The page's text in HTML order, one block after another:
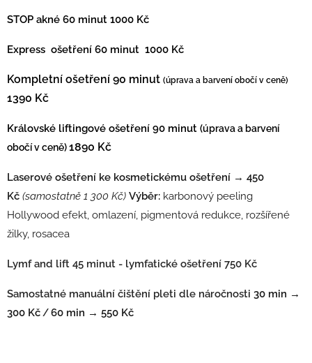
STOP akné 60 minut 1000 Kč
Express ošetření 60 minut 1000 Kč
Kompletní ošetření 90 minut (úprava a barvení obočí v ceně)
1390 Kč
Královské liftingové ošetření 90 minut (úprava a barvení
obočí v ceně)1890 Kč
Laserové ošetření ke kosmetickému ošetření → 450
Kč (samostatně 1 300 Kč) Výběr: karbonový peeling
Hollywood efekt, omlazení, pigmentová redukce, rozšířené
žilky, rosacea
Lymf and lift 45 minut - lymfatické ošetření 750 Kč
Samostatné manuální čištění pleti dle náročnosti 30 min →
300 Kč/60 min → 550 Kč